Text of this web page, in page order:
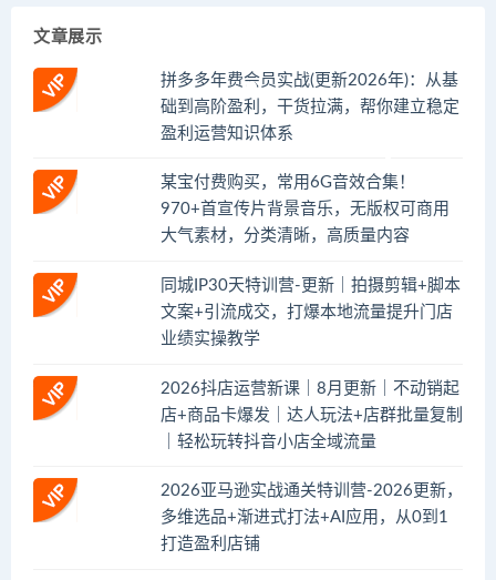
文章展示
拼多多年费会员实战(更新2026年)：从基
础到高阶盈利，干货拉满，帮你建立稳定
盈利运营知识体系
某宝付费购买，常用6G音效合集！
970+首宣传片背景音乐，无版权可商用
大气素材，分类清晰，高质量内容
同城IP30天特训营-更新｜拍摄剪辑+脚本
文案+引流成交，打爆本地流量提升门店
业绩实操教学
2026抖店运营新课｜8月更新｜不动销起
店+商品卡爆发｜达人玩法+店群批量复制
｜轻松玩转抖音小店全域流量
2026亚马逊实战通关特训营-2026更新，
多维选品+渐进式打法+AI应用，从0到1
打造盈利店铺